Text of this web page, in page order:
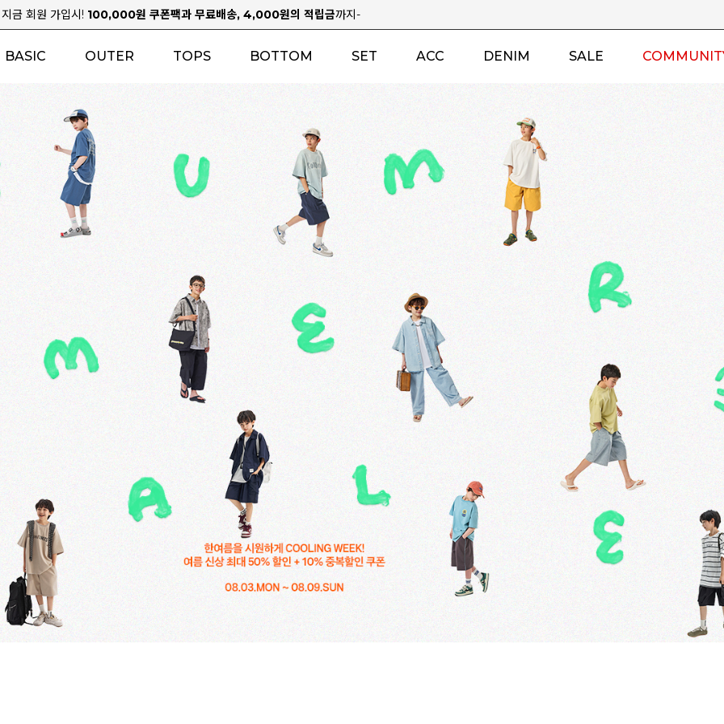
지금 회원 가입시! 100,000원 쿠폰팩과 무료배송, 4,000원의 적립금까지-
BASIC OUTER TOPS BOTTOM SET ACC DENIM SALE